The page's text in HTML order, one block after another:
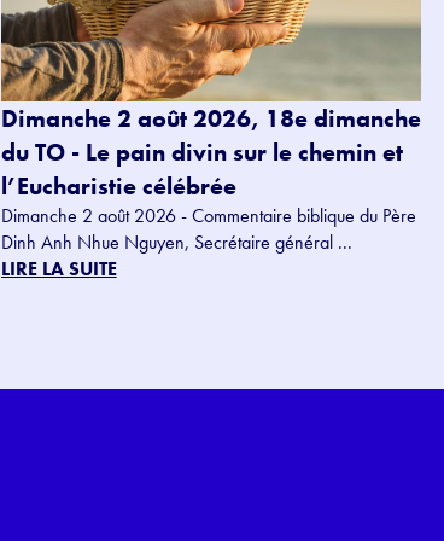
Dimanche 2 août 2026, 18e dimanche
du TO - Le pain divin sur le chemin et
l’Eucharistie célébrée
Dimanche 2 août 2026 - Commentaire biblique du Père
Dinh Anh Nhue Nguyen, Secrétaire général ...
LIRE LA SUITE